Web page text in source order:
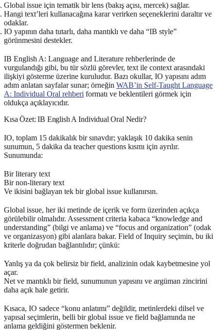
Global issue için tematik birlens (bakış açısı, mercek) sağlar.
Hangi text’leri kullanacağına karar verirken seçeneklerini daraltır ve
odaklar.
IO yapının daha tutarlı, daha mantıklı ve daha “IB style”
görünmesini destekler.
IB English A: Language and Literature rehberlerinde de
vurgulandığı gibi, bu tür sözlü görevler, text ile context arasındaki
ilişkiyi gösterme üzerine kuruludur. Bazı okullar, IO yapısını adım
adım anlatan sayfalar sunar; örneğin WAB’in Self-Taught Language
A: Individual Oral rehberi formatı ve beklentileri görmek için
oldukça açıklayıcıdır.
Kısa Özet: IB English A Individual Oral Nedir?
IO, toplam 15 dakikalık bir sınavdır; yaklaşık 10 dakika senin
sunumun, 5 dakika da teacher questions kısmı için ayrılır.
Sunumunda:
Birliterary text
Birnon-literary text
Ve ikisini bağlayan tek bir global issue kullanırsın.
Global issue, her iki metinde de içerik ve form üzerinden açıkça
görülebilir olmalıdır. Assessment criteria kabaca “knowledge and
understanding” (bilgi ve anlama) ve “focus and organization” (odak
ve organizasyon) gibi alanlara bakar. Field of Inquiry seçimin, bu iki
kriterle doğrudan bağlantılıdır; çünkü:
Yanlış ya da çok belirsiz bir field, analizinin odak kaybetmesine yol
açar.
Net ve mantıklı bir field, sunumunun yapısını ve argüman zincirini
daha açık hale getirir.
Kısaca, IO sadece “konu anlatımı” değildir, metinlerdeki dilsel ve
yapısal seçimlerin, belli bir global issue ve field bağlamında ne
anlama geldiğini göstermen beklenir.